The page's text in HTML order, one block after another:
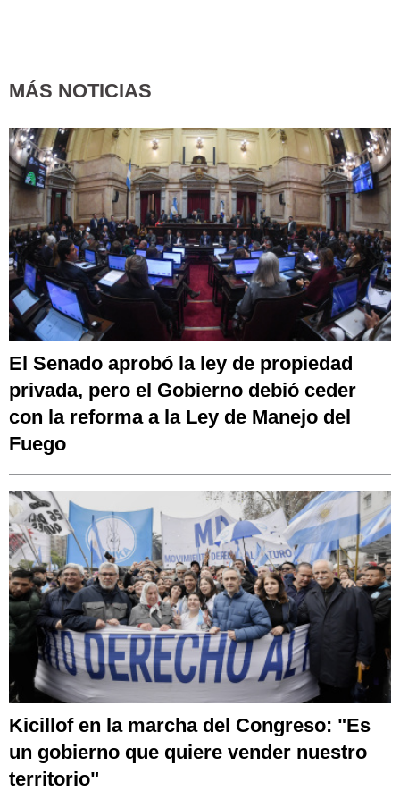
MÁS NOTICIAS
El Senado aprobó la ley de propiedad
privada, pero el Gobierno debió ceder
con la reforma a la Ley de Manejo del
Fuego
Kicillof en la marcha del Congreso: "Es
un gobierno que quiere vender nuestro
territorio"